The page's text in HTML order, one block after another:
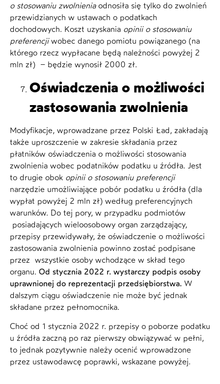
o stosowaniu zwolnieniaodnosiła się tylko do zwolnień
przewidzianych w ustawach o podatkach
dochodowych. Koszt uzyskania opinii o stosowaniu
preferencjiwobec danego pomiotu powiązanego (na
którego rzecz wypłacane będą należności powyżej 2
mln zł) – będzie wynosił 2000 zł.
Oświadczenia o możliwości
zastosowania zwolnienia
Modyfikacje, wprowadzane przez Polski Ład, zakładają
także uproszczenie w zakresie składania przez
płatników oświadczenia o możliwości stosowania
zwolnienia wobec podatników podatku u źródła. Jest
to drugie obok opinii o stosowaniu preferencji
narzędzie umożliwiające pobór podatku u źródła (dla
wypłat powyżej 2 mln zł) według preferencyjnych
warunków. Do tej pory, w przypadku podmiotów
posiadających wieloosobowy organ zarządzający,
przepisy przewidywały, że oświadczenie o możliwości
zastosowania zwolnienia powinno zostać podpisane
przez wszystkie osoby wchodzące w skład tego
organu. Od stycznia 2022 r. wystarczy podpis osoby
uprawnionej do reprezentacji przedsiębiorstwa. W
dalszym ciągu oświadczenie nie może być jednak
składane przez pełnomocnika.
Choć od 1 stycznia 2022 r. przepisy o poborze podatku
u źródła zaczną po raz pierwszy obwiązywać w pełni,
to jednak pozytywnie należy ocenić wprowadzone
przez ustawodawcę poprawki, wskazane powyżej.